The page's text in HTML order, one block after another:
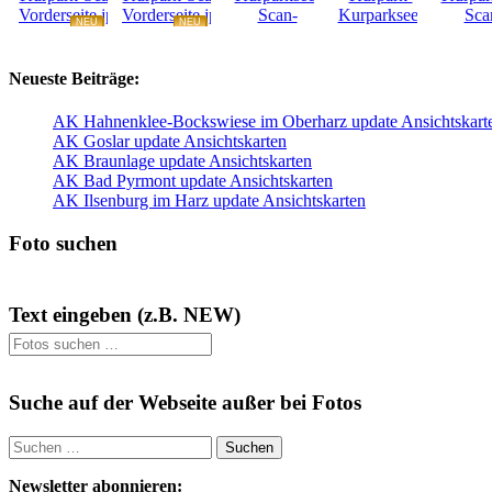
NEU
NEU
Neueste Beiträge:
AK Hahnenklee-Bockswiese im Oberharz update
AK Goslar update Ansichtskarten
AK Braunlage update Ansichtskarten
AK Bad Pyrmont update Ansichtskarten
AK Ilsenburg im Harz update Ansichtskarten
Foto suchen
Text eingeben (z.B. NEW)
Suche auf der Webseite außer bei Fotos
Suchen
nach:
Newsletter abonnieren: